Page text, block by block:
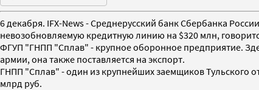
6 декабря. IFX-News - Среднерусский банк Сбербанка
невозобновляемую кредитную линию на $320 млн,
ФГУП "ГНПП "Сплав" - крупное оборонное предприятие.
армии, она также поставляется на экспорт.
ГНПП "Сплав" - один из крупнейших заемщиков Тульского
млрд руб.